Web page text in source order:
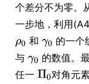
个差分不为零。
一步地，利用
和
的一个
与
的数值。
任一
对角元